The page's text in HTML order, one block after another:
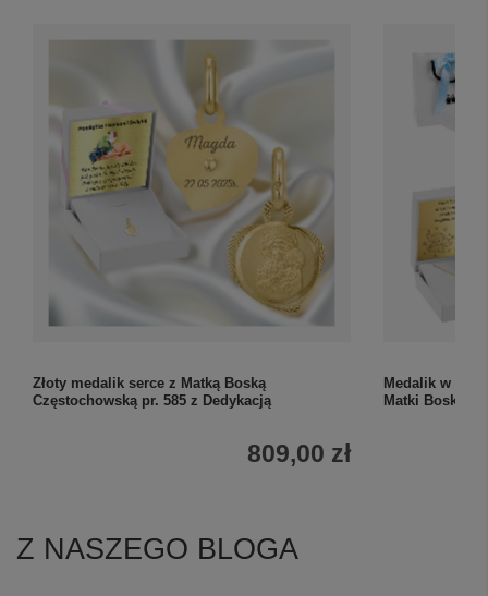
Złoty medalik serce z Matką Boską
Częstochowską pr. 585 z Dedykacją
809,00 zł
Medalik w
Matki Boskiej
Z NASZEGO BLOGA